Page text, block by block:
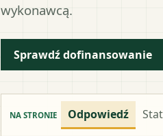
wykonawcą.
Sprawdź dofinansowanie
NA STRONIE Odpowiedź